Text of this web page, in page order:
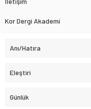
Kor Dergi Akademi
Anı/Hatıra
Eleştiri
Günlük